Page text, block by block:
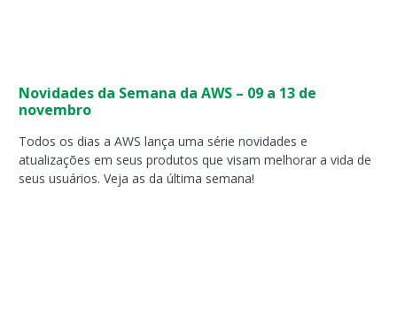
Novidades da Semana da AWS – 09 a 13 de
novembro
Todos os dias a AWS lança uma série novidades e
atualizações em seus produtos que visam melhorar a vida de
seus usuários. Veja as da última semana!